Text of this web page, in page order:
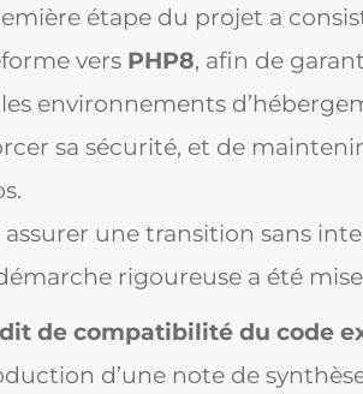
étape du projet a
vers PHP8, afin de
environnements
sa sécurité, et de
assurer une transition sans
rigoureuse a été
de compatibilité du code
d’une note de